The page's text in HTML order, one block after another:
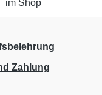
Zahlung